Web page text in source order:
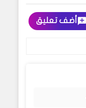
أضف تعليق